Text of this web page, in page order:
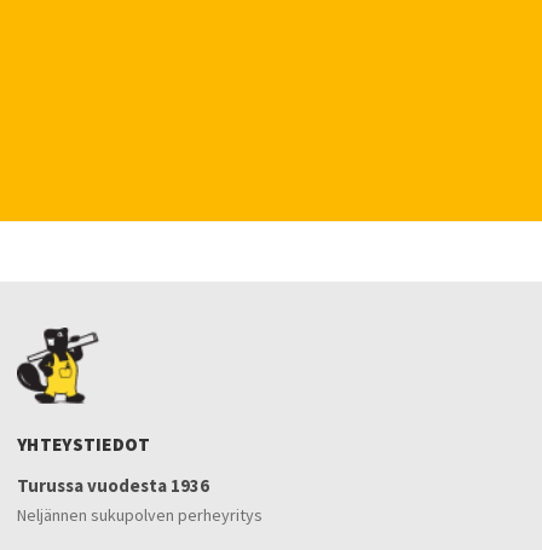
YHTEYSTIEDOT
Turussa vuodesta 1936
Neljännen sukupolven perheyritys